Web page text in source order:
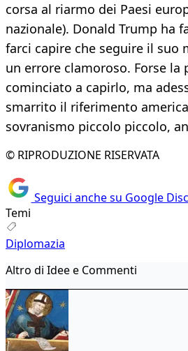
corsa al riarmo dei Paesi
nazionale). Donald Trump ha
farci capire che seguire il suo
un errore clamoroso. Forse la
cominciato a capirlo, ma
smarrito il riferimento
sovranismo piccolo piccolo,
© RIPRODUZIONE RISERVATA
Seguici anche su Google
Temi
Diplomazia
Altro di Idee e Commenti